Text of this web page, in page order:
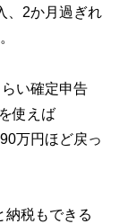
、2か月過ぎれ
い確定申告
使えば
万円ほど戻っ
納税もできる